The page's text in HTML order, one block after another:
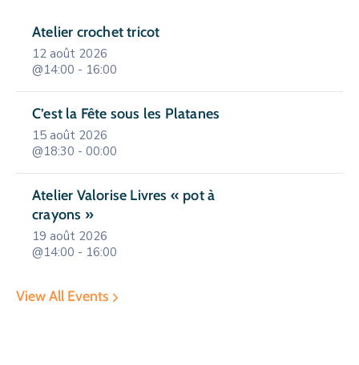
Atelier crochet tricot
12 août 2026
@14:00 - 16:00
C’est la Fête sous les Platanes
15 août 2026
@18:30 - 00:00
Atelier Valorise Livres « pot à
crayons »
19 août 2026
@14:00 - 16:00
View All Events